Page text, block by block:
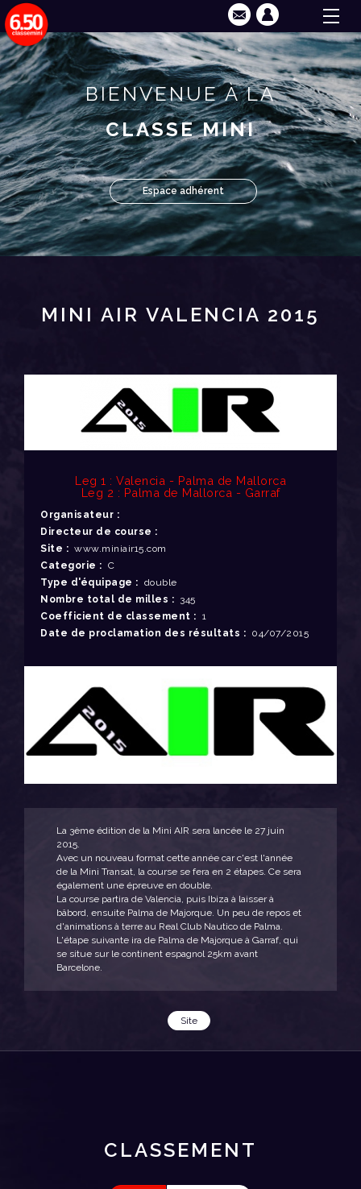
BIENVENUE À LA
CLASSE MINI
Espace adhérent
MINI AIR VALENCIA 2015
Leg 1 : Valencia - Palma de Mallorca
Leg 2 : Palma de Mallorca - Garraf
Organisateur :
Directeur de course :
Site : www.miniair15.com
Categorie : C
Type d'équipage : double
Nombre total de milles : 345
Coefficient de classement : 1
Date de proclamation des résultats : 04/07/2015
La 3ème édition de la Mini AIR sera lancée le 27 juin
2015.
Avec un nouveau format cette année car c'est l'année
de la Mini Transat, la course se fera en 2 étapes. Ce sera
également une épreuve en double.
La course partira de Valencia, puis Ibiza à laisser à
bâbord, ensuite Palma de Majorque. Un peu de repos et
d'animations à terre au Real Club Nautico de Palma.
L'étape suivante ira de Palma de Majorque à Garraf, qui
se situe sur le continent espagnol 25km avant
Barcelone.
Site
CLASSEMENT